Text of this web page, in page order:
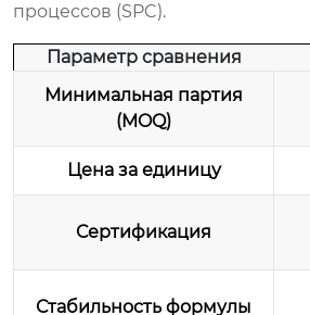
процессов (SPC).
Параметр сравнения
Минимальная партия
(MOQ)
Цена за единицу
Сертификация
Стабильность формулы